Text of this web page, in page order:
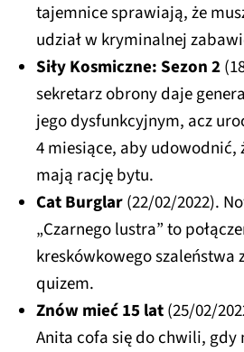
tajemnice sprawiają, że
udział w kryminalnej
Siły Kosmiczne: Sezon 2
sekretarz obrony daje
jego dysfunkcyjnym, acz
4 miesiące, aby udowodnić,
mają rację bytu.
Cat Burglar(22/02/2022).
„Czarnego lustra” to
kreskówkowego szaleństwa
quizem.
Znów mieć 15 lat(25/02/
Anita cofa się do chwili, gdy